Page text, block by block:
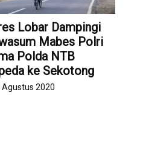
Lobar Dampingi
Mabes Polri
Polda NTB
ke Sekotong
Agustus 2020